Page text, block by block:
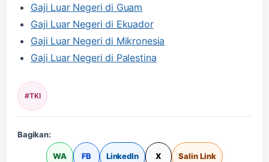
Gaji Luar Negeri di Guam
Gaji Luar Negeri di Ekuador
Gaji Luar Negeri di Mikronesia
Gaji Luar Negeri di Palestina
#TKI
Bagikan:
WA FB LinkedIn X Salin Link